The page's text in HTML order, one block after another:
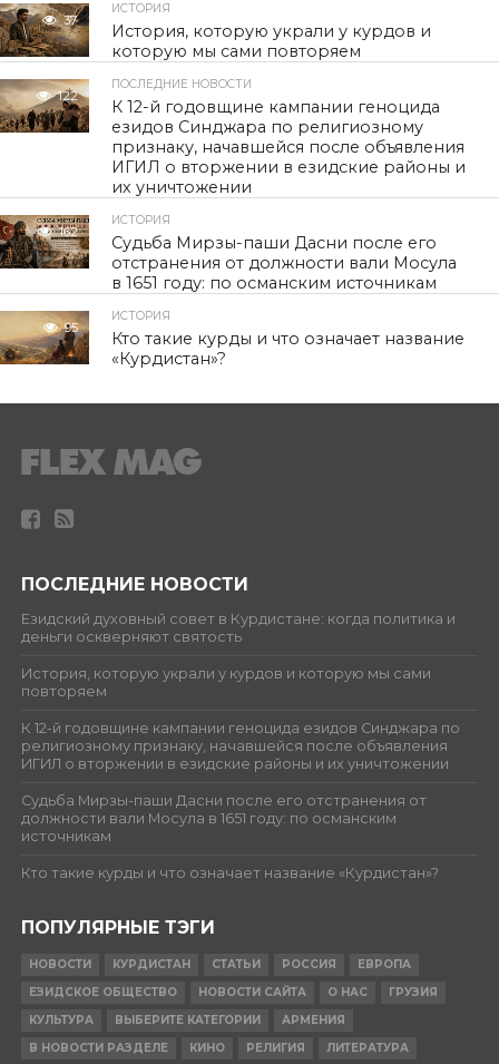
37
ИСТОРИЯ
История, которую украли у курдов и
которую мы сами повторяем
122
ПОСЛЕДНИЕ НОВОСТИ
К 12-й годовщине кампании геноцида
езидов Синджара по религиозному
признаку, начавшейся после объявления
ИГИЛ о вторжении в езидские районы и
их уничтожении
162
ИСТОРИЯ
Судьба Мирзы-паши Дасни после его
отстранения от должности вали Мосула
в 1651 году: по османским источникам
95
ИСТОРИЯ
Кто такие курды и что означает название
«Курдистан»?
ПОСЛЕДНИЕ НОВОСТИ
Езидский духовный совет в Курдистане: когда политика и
деньги оскверняют святость
История, которую украли у курдов и которую мы сами
повторяем
К 12-й годовщине кампании геноцида езидов Синджара по
религиозному признаку, начавшейся после объявления
ИГИЛ о вторжении в езидские районы и их уничтожении
Судьба Мирзы-паши Дасни после его отстранения от
должности вали Мосула в 1651 году: по османским
источникам
Кто такие курды и что означает название «Курдистан»?
ПОПУЛЯРНЫЕ ТЭГИ
НОВОСТИ КУРДИСТАН СТАТЬИ РОССИЯ
ЕВРОПА
ЕЗИДСКОЕ ОБЩЕСТВО
НОВОСТИ САЙТА О НАС
ГРУЗИЯ
КУЛЬТУРА
ВЫБЕРИТЕ КАТЕГОРИИ
АРМЕНИЯ
В НОВОСТИ РАЗДЕЛЕ
КИНО РЕЛИГИЯ ЛИТЕРАТУРА